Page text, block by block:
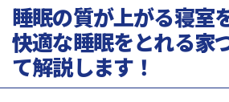
睡眠の質が上がる寝室
快適な睡眠をとれる家
て解説します！